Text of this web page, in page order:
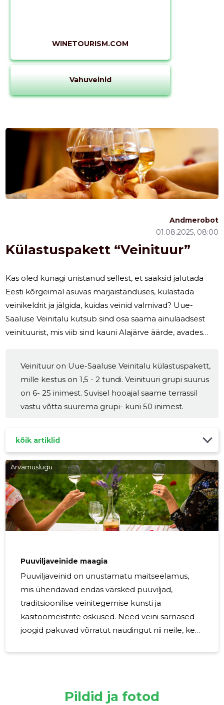
WINETOURISM.COM
Vahuveinid
Külastuspakett “Veinituur”
01.08.2025, 08:00
Andmerobot
Kas oled kunagi unistanud sellest, et saaksid jalutada
Eesti kõrgeimal asuvas marjaistanduses, külastada
veinikeldrit ja jälgida, kuidas veinid valmivad? Uue-
Saaluse Veinitalu kutsub sind osa saama ainulaadsest
veinituurist, mis viib sind kauni Alajärve äärde, avades
Saaluse Veinituuri kestus on 1,5 kuni 2 tundi ja see on
mõeldud gruppidele suurusega 6-25 inimest. Suvisel
hooajal on võimalik terrassil vastu võtta isegi kuni 50
Veinituur on Uue-Saaluse Veinitalu külastuspakett,
mille kestus on 1,5 - 2 tundi. Veinituuri grupi suurus
on 6- 25 inimest. Suvisel hooajal saame terrassil
vastu võtta suurema grupi- kuni 50 inimest.
kõik artiklid
Arvamuslugu
Puuviljaveinide maagia
Puuviljaveinid on unustamatu maitseelamus,
mis ühendavad endas värsked puuviljad,
traditsioonilise veinitegemise kunsti ja
käsitöömeistrite oskused. Need veini sarnased
joogid pakuvad võrratut naudingut nii neile, kes
puuviljaveinid. Puuviljaveinide maailm onPildid ja fotod